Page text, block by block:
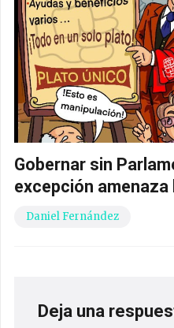
Gobernar sin
excepción
Daniel Fernández
Deja una